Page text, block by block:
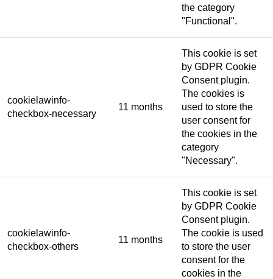
the category
"Functional".
cookielawinfo-
checkbox-necessary
11 months
This cookie is set
by GDPR Cookie
Consent plugin.
The cookies is
used to store the
user consent for
the cookies in the
category
"Necessary".
cookielawinfo-
checkbox-others
11 months
This cookie is set
by GDPR Cookie
Consent plugin.
The cookie is used
to store the user
consent for the
cookies in the